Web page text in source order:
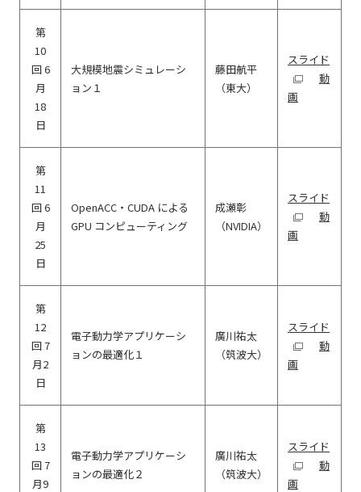
第
10
回 6
月
18
日
大規模地震シミュレーシ
ョン１
藤田航平
（東大）
スライド
動
画
第
11
回 6
月
25
日
OpenACC・CUDA による
GPU コンピューティング
成瀬彰
（NVIDIA）
スライド
動
画
第
12
回 7
月2
日
電子動力学アプリケーシ
ョンの最適化１
廣川祐太
（筑波大）
スライド
動
画
第
13
回 7
月9
電子動力学アプリケーシ
ョンの最適化２
廣川祐太
（筑波大）
スライド
動
画